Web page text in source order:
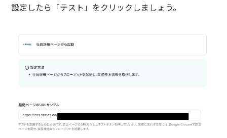
設定したら「テスト」をクリックしましょう。